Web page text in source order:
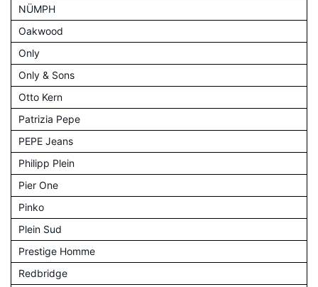
NÜMPH
Oakwood
Only
Only & Sons
Otto Kern
Patrizia Pepe
PEPE Jeans
Philipp Plein
Pier One
Pinko
Plein Sud
Prestige Homme
Redbridge